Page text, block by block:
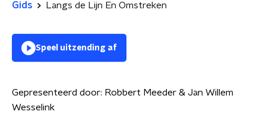
Gids Langs de Lijn En Omstreken
Speel uitzending af
Gepresenteerd door: Robbert Meeder & Jan Willem
Wesselink